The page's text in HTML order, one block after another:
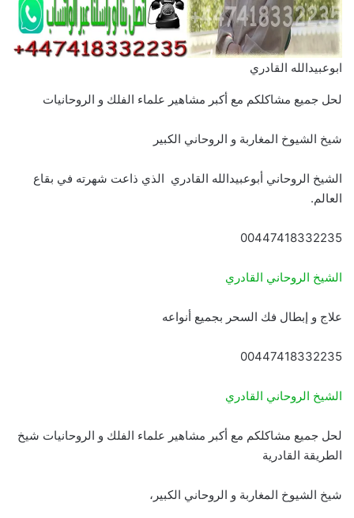
ابوعبيدالله القادري
لحل جميع مشاكلكم مع أكبر مشاهير علماء الفلك و الروحانيات
شيخ الشيوخ المغاربة و الروحاني الكبير
الشيخ الروحاني أبوعبيدالله القادري الذي ذاعت شهرته في بقاع
العالم.
00447418332235
الشيخ الروحاني القادري
علاج و إبطال فك السحر بجميع أنواعه
00447418332235
الشيخ الروحاني القادري
لحل جميع مشاكلكم مع أكبر مشاهير علماء الفلك و الروحانيات شيخ
الطريقة القادرية
شيخ الشيوخ المغاربة و الروحاني الكبير،